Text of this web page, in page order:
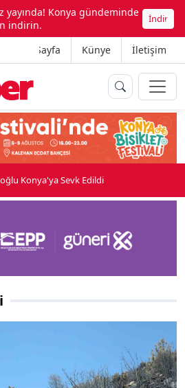
yayında! Konya gündeminde
indirin.
İndir
Ana Sayfa Künye İletişim
Konya'ya Sevk Edildi